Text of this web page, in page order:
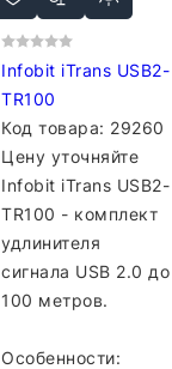
Infobit iTrans USB2-
TR100
Код товара: 29260
Цену уточняйте
Infobit iTrans USB2-
TR100 - комплект
удлинителя
сигнала USB 2.0 до
100 метров.
Особенности: